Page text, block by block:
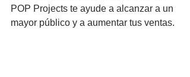
POP Projects te ayude a alcanzar a un
mayor público y a aumentar tus ventas.